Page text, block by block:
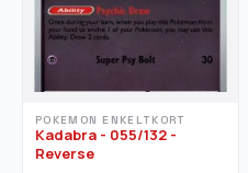
POKEMON ENKELTKORT
Kadabra - 055/132 -
Reverse